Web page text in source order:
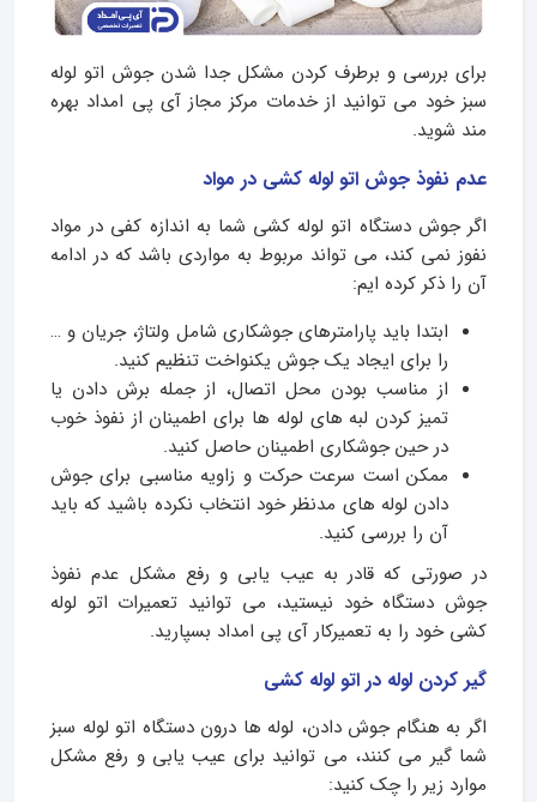
برای بررسی و برطرف کردن مشکل جدا شدن جوش اتو لوله
سبز خود می توانید از خدمات مرکز مجاز آی پی امداد بهره
مند شوید.
عدم نفوذ جوش اتو لوله کشی در مواد
اگر جوش دستگاه اتو لوله کشی شما به اندازه کفی در مواد
نفوز نمی کند، می تواند مربوط به مواردی باشد که در ادامه
آن را ذکر کرده ایم:
ابتدا باید پارامترهای جوشکاری شامل ولتاژ، جریان و …
را برای ایجاد یک جوش یکنواخت تنظیم کنید.
از مناسب بودن محل اتصال، از جمله برش دادن یا
تمیز کردن لبه های لوله ها برای اطمینان از نفوذ خوب
در حین جوشکاری اطمینان حاصل کنید.
ممکن است سرعت حرکت و زاویه مناسبی برای جوش
دادن لوله های مدنظر خود انتخاب نکرده باشید که باید
آن را بررسی کنید.
در صورتی که قادر به عیب یابی و رفع مشکل عدم نفوذ
جوش دستگاه خود نیستید، می توانید تعمیرات اتو لوله
کشی خود را به تعمیرکار آی پی امداد بسپارید.
گیر کردن لوله در اتو لوله کشی
اگر به هنگام جوش دادن، لوله ها درون دستگاه اتو لوله سبز
شما گیر می کنند، می توانید برای عیب یابی و رفع مشکل
موارد زیر را چک کنید: